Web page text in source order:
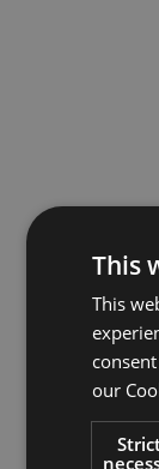
This
This
our